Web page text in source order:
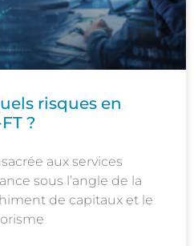
risques en
?
aux services
sous l’angle de la
de capitaux et le